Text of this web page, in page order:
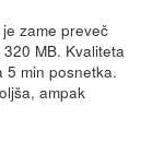
zame preveč
MB. Kvaliteta
5 min posnetka.
ampak